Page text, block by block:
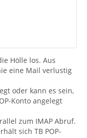
Hölle los. Aus
eine Mail verlustig
oder kann es sein,
Konto angelegt
zum IMAP Abruf.
sich TB POP-